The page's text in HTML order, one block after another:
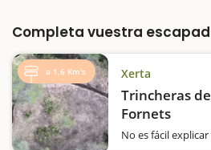
Completa vuestra
a 1,6 Km's Xerta
Trincheras
Fornets
No es fácil